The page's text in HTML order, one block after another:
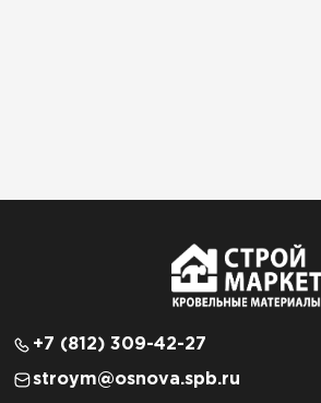
+7 (812) 309-42-27
stroym@osnova.spb.ru